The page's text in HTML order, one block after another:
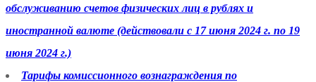
обслуживанию счетов физических лиц в рублях и
иностранной валюте (действовали с 17 июня 2024 г. по 19
июня 2024 г.)
Тарифы комиссионного вознаграждения по